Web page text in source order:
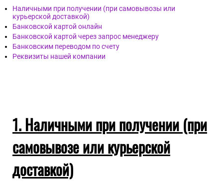
Наличными при получении (при самовывозы или
курьерской доставкой)
Банковской картой онлайн
Банковской картой через запрос менеджеру
Банковским переводом по счету
Реквизиты нашей компании
1. Наличными при получении (при
самовывозе или курьерской
доставкой)